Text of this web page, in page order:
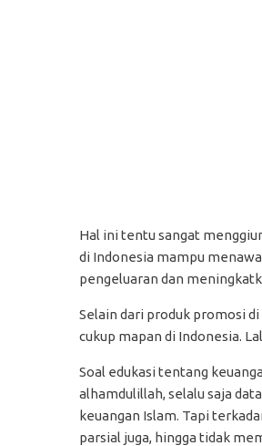
Hal ini tentu sangat
di Indonesia mampu
pengeluaran dan
Selain dari produk promosi
cukup mapan di Indonesia.
Soal edukasi tentang
alhamdulillah, selalu saja
keuangan Islam. Tapi
parsial juga, hingga tidak